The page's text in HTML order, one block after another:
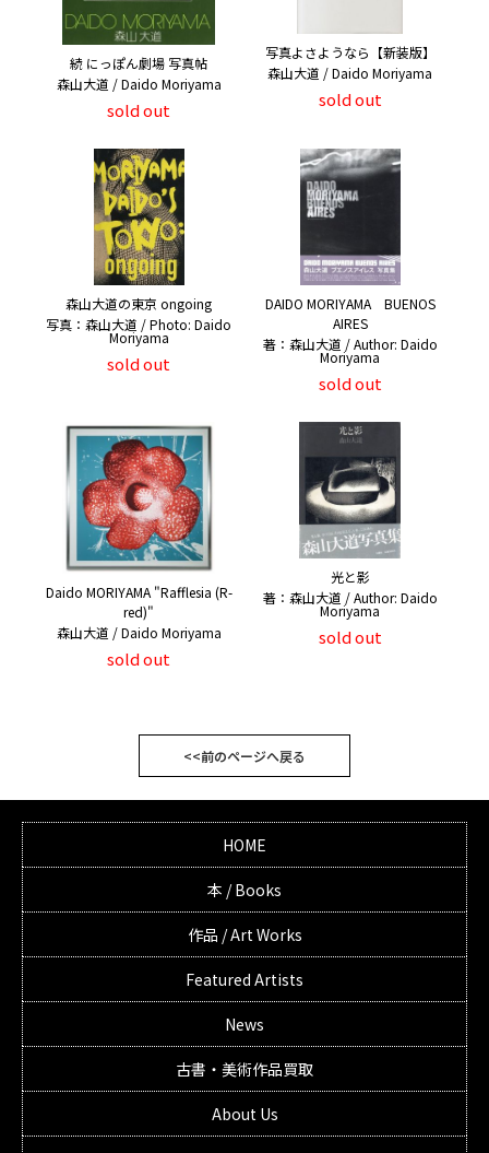
続 にっぽん劇場 写真帖
森山大道 / Daido Moriyama
sold out
写真よさようなら【新装版】
森山大道 / Daido Moriyama
sold out
森山大道の東京 ongoing
写真：森山大道 / Photo: Daido
Moriyama
sold out
DAIDO MORIYAMA BUENOS
AIRES
著：森山大道 / Author: Daido
Moriyama
sold out
Daido MORIYAMA "Rafflesia (R-
red)"
森山大道 / Daido Moriyama
sold out
光と影
著：森山大道 / Author: Daido
Moriyama
sold out
<<前のページへ戻る
HOME
本 / Books
作品 / Art Works
Featured Artists
News
古書・美術作品買取
About Us